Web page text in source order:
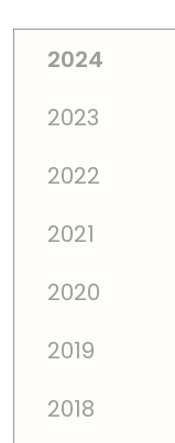
2024
2023
2022
2021
2020
2019
2018